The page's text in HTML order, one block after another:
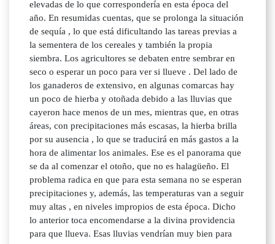
elevadas de lo que correspondería en esta época del
año. En resumidas cuentas, que se prolonga la situación
de sequía , lo que está dificultando las tareas previas a
la sementera de los cereales y también la propia
siembra. Los agricultores se debaten entre sembrar en
seco o esperar un poco para ver si llueve . Del lado de
los ganaderos de extensivo, en algunas comarcas hay
un poco de hierba y otoñada debido a las lluvias que
cayeron hace menos de un mes, mientras que, en otras
áreas, con precipitaciones más escasas, la hierba brilla
por su ausencia , lo que se traducirá en más gastos a la
hora de alimentar los animales. Ese es el panorama que
se da al comenzar el otoño, que no es halagüeño. El
problema radica en que para esta semana no se esperan
precipitaciones y, además, las temperaturas van a seguir
muy altas , en niveles impropios de esta época. Dicho
lo anterior toca encomendarse a la divina providencia
para que llueva. Esas lluvias vendrían muy bien para